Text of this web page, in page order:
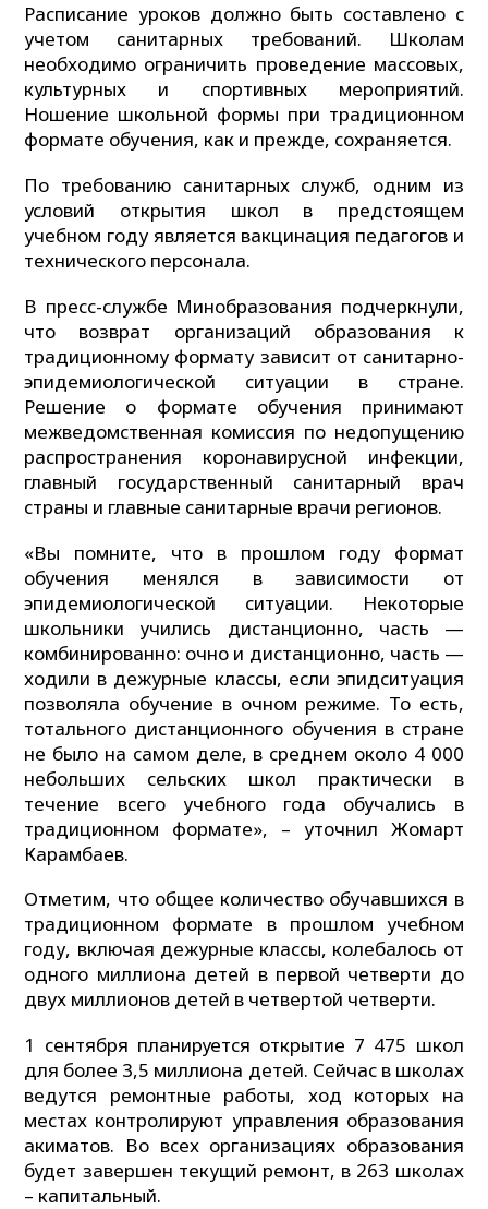
Расписание уроков должно быть составлено с
учетом санитарных требований. Школам
необходимо ограничить проведение массовых,
культурных и спортивных мероприятий.
Ношение школьной формы при традиционном
формате обучения, как и прежде, сохраняется.
По требованию санитарных служб, одним из
условий открытия школ в предстоящем
учебном году является вакцинация педагогов и
технического персонала.
В пресс-службе Минобразования подчеркнули,
что возврат организаций образования к
традиционному формату зависит от санитарно-
эпидемиологической ситуации в стране.
Решение о формате обучения принимают
межведомственная комиссия по недопущению
распространения коронавирусной инфекции,
главный государственный санитарный врач
страны и главные санитарные врачи регионов.
«Вы помните, что в прошлом году формат
обучения менялся в зависимости от
эпидемиологической ситуации. Некоторые
школьники учились дистанционно, часть —
комбинированно: очно и дистанционно, часть —
ходили в дежурные классы, если эпидситуация
позволяла обучение в очном режиме. То есть,
тотального дистанционного обучения в стране
не было на самом деле, в среднем около 4 000
небольших сельских школ практически в
течение всего учебного года обучались в
традиционном формате», – уточнил Жомарт
Карамбаев.
Отметим, что общее количество обучавшихся в
традиционном формате в прошлом учебном
году, включая дежурные классы, колебалось от
одного миллиона детей в первой четверти до
двух миллионов детей в четвертой четверти.
1 сентября планируется открытие 7 475 школ
для более 3,5 миллиона детей. Сейчас в школах
ведутся ремонтные работы, ход которых на
местах контролируют управления образования
акиматов. Во всех организациях образования
будет завершен текущий ремонт, в 263 школах
– капитальный.